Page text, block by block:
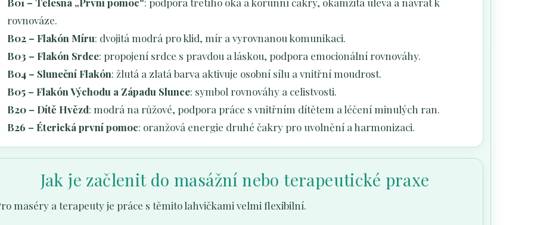
rovnováze.
B02 – Flakón Míru: dvojitá modrá pro klid, mír a vyrovnanou komunikaci.
B03 – Flakón Srdce: propojení srdce s pravdou a láskou, podpora emocionální rovnováhy.
B04 – Sluneční Flakón: žlutá a zlatá barva aktivuje osobní sílu a vnitřní moudrost.
B05 – Flakón Východu a Západu Slunce: symbol rovnováhy a celistvosti.
B20 – Dítě Hvězd: modrá na růžové, podpora práce s vnitřním dítětem a léčení minulých ran.
B26 – Éterická první pomoc: oranžová energie druhé čakry pro uvolnění a harmonizaci.
Jak je začlenit do masážní nebo terapeutické praxe
maséry a terapeuty je práce s těmito lahvičkami velmi flexibilní.